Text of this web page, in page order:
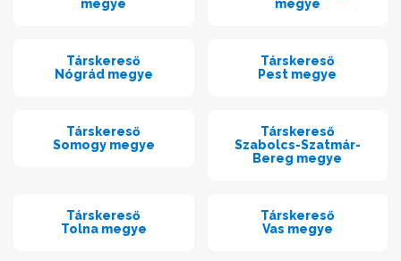
megye
megye
Társkereső
Nógrád megye
Társkereső
Pest megye
Társkereső
Somogy megye
Társkereső
Szabolcs-Szatmár-
Bereg megye
Társkereső
Tolna megye
Társkereső
Vas megye